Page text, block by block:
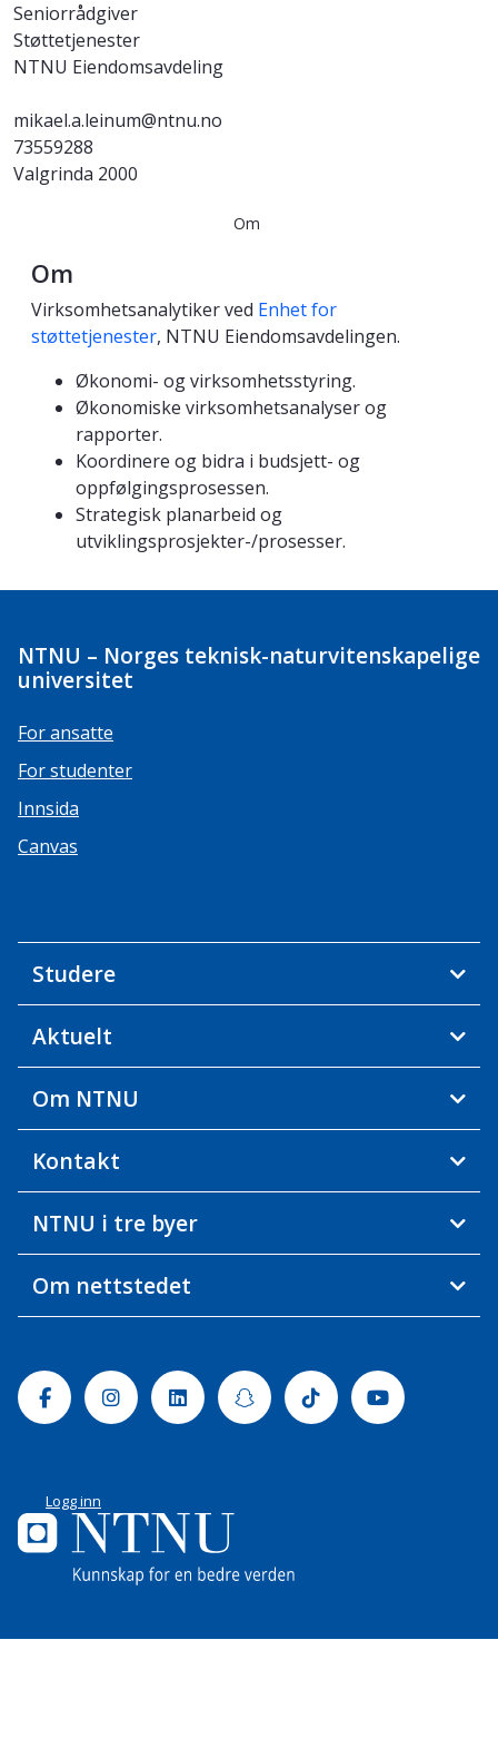
Seniorrådgiver
Støttetjenester
NTNU Eiendomsavdeling
mikael.a.leinum@ntnu.no
73559288
Valgrinda 2000
Om
Om
Virksomhetsanalytiker ved Enhet for
støttetjenester, NTNU Eiendomsavdelingen.
Økonomi- og virksomhetsstyring.
Økonomiske virksomhetsanalyser og
rapporter.
Koordinere og bidra i budsjett- og
oppfølgingsprosessen.
Strategisk planarbeid og
utviklingsprosjekter-/prosesser.
NTNU – Norges teknisk-naturvitenskapelige
universitet
For ansatte
For studenter
Innsida
Canvas
Studere
Aktuelt
Om NTNU
Kontakt
NTNU i tre byer
Om nettstedet
FacebookInstagramLinkedinSnapchatTiktok Youtube
Logg inn